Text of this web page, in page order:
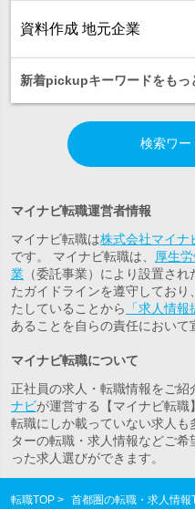
資料作成 地元企業
新着pickupキーワードをもっ
検索ワー
マイナビ転職運営者情報
マイナビ転職は株式会社マイナ
です。 マイナビ転職は、
厚生
業 （委託事業）により設置さ
たガイドラインを遵守してお
たしていることから
「求人情
あることを自らの責任において
マイナビ転職について
正社員の求人・転職情報をご紹
ナビが運営する【マイナビ転
転職にしか載っていない求人も
ターの転職・求人情報などご希
った求人選びができます。
転職TOP 首都圏の転職・求人情報